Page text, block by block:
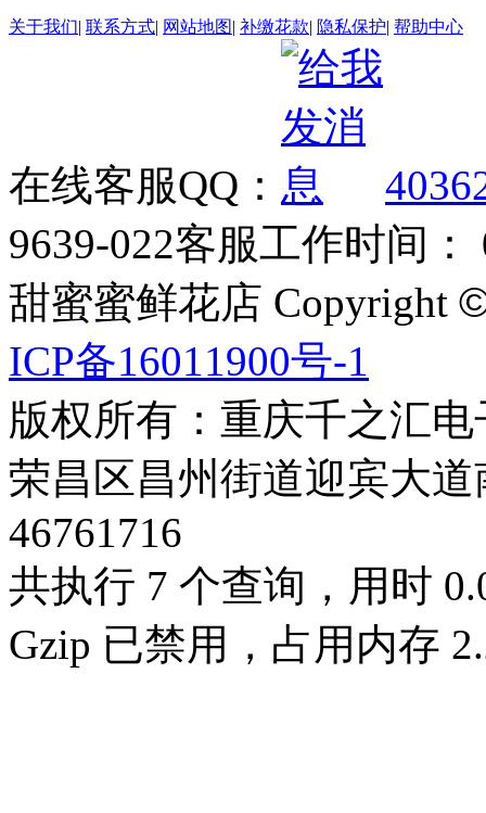
关于我们| 联系方式| 网站地图| 补缴花款| 隐私保护| 帮助中心
在线客服QQ：
9639-022客服工作时间：
甜蜜蜜鲜花店 Copyright
ICP备16011900号-1
版权所有：重庆千之汇
荣昌区昌州街道迎宾大道
46761716
共执行 7 个查询，用时
Gzip 已禁用，占用内存